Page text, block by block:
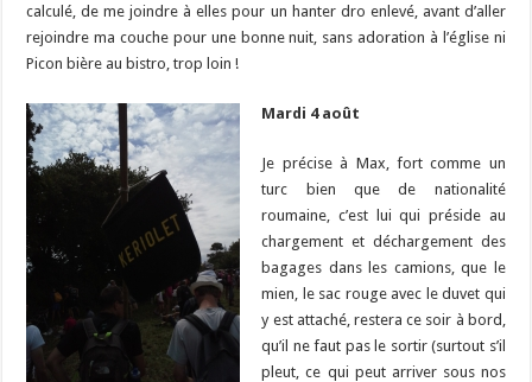
calculé, de me joindre à elles pour un hanter dro enlevé, avant d’aller
rejoindre ma couche pour une bonne nuit, sans adoration à l’église ni
Picon bière au bistro, trop loin !
Mardi 4 août
Je précise à Max, fort comme un
turc bien que de nationalité
roumaine, c’est lui qui préside au
chargement et déchargement des
bagages dans les camions, que le
mien, le sac rouge avec le duvet qui
y est attaché, restera ce soir à bord,
qu’il ne faut pas le sortir (surtout s’il
pleut, ce qui peut arriver sous nos